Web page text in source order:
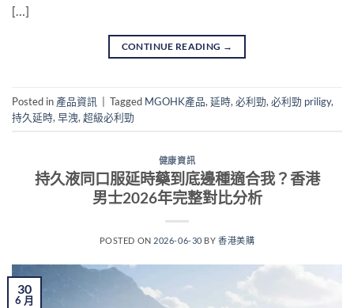
[…]
CONTINUE READING →
Posted in 產品資訊 Tagged MGOHK產品, 延時, 必利勁, 必利勁 priligy,
持久延時, 早洩, 超級必利勁
健康資訊
持久液同口服延時藥到底邊種適合我？香港
男士2026年完整對比分析
POSTED ON 2026-06-30 BY香港美購
30
6 月